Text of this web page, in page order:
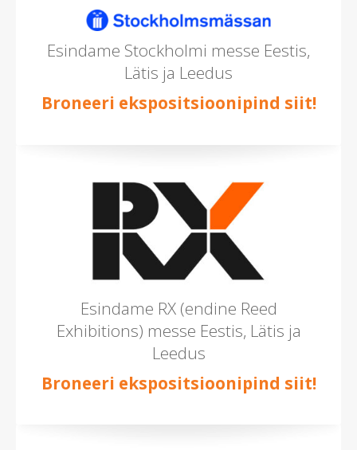
Esindame Stockholmi messe Eestis,
Lätis ja Leedus
Broneeri ekspositsioonipind siit!
Esindame RX (endine Reed
Exhibitions) messe Eestis, Lätis ja
Leedus
Broneeri ekspositsioonipind siit!